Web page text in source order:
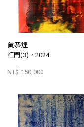
黃恭煌
紅門(3)，2024
NT$ 150,000